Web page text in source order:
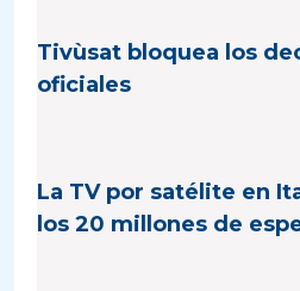
Tivùsat bloquea los
oficiales
La TV por satélite en
los 20 millones de